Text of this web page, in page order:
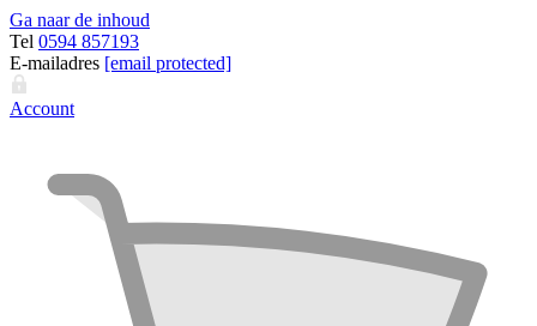
Ga naar de inhoud
Tel 0594 857193
E-mailadres [email protected]
Account